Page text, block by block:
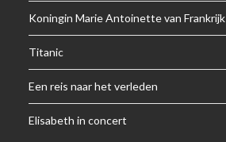
Koningin Marie Antoinette van Frankrijk
Titanic
Een reis naar het verleden
Elisabeth in concert